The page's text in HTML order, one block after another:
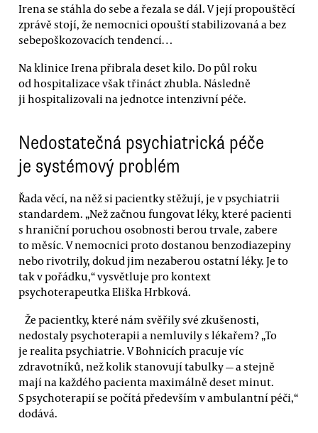
Irena se stáhla do sebe a řezala se dál. V její propouštěcí
zprávě stojí, že nemocnici opouští stabilizovaná a bez
sebepoškozovacích tendencí…
Na klinice Irena přibrala deset kilo. Do půl roku
od hospitalizace však třináct zhubla. Následně
ji hospitalizovali na jednotce intenzivní péče.
Nedostatečná psychiatrická péče
je systémový problém
Řada věcí, na něž si pacientky stěžují, je v psychiatrii
standardem. „Než začnou fungovat léky, které pacienti
s hraniční poruchou osobnosti berou trvale, zabere
to měsíc. V nemocnici proto dostanou benzodiazepiny
nebo rivotrily, dokud jim nezaberou ostatní léky. Je to
tak v pořádku,“ vysvětluje pro kontext
psychoterapeutka Eliška Hrbková.
Že pacientky, které nám svěřily své zkušenosti,
nedostaly psychoterapii a nemluvily s lékařem? „To
je realita psychiatrie. V Bohnicích pracuje víc
zdravotníků, než kolik stanovují tabulky — a stejně
mají na každého pacienta maximálně deset minut.
S psychoterapií se počítá především v ambulantní péči,“
dodává.